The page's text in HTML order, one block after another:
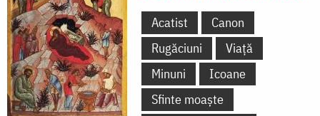
Acatist
Canon
Rugăciuni
Viață
Minuni
Icoane
Sfinte moaște